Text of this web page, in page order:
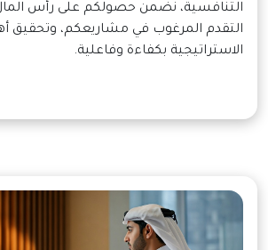
التنافسية، نضمن حصولكم على رأس المال
التقدم المرغوب في مشاريعكم، وتحقيق
الاستراتيجية بكفاءة وفاعلية.